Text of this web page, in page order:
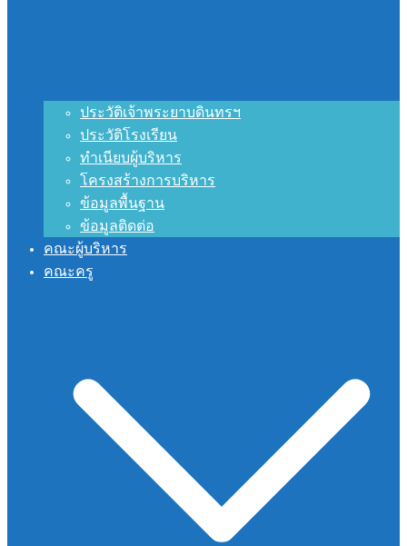
ประวัติเจ้าพระยาบดินทรฯ
ประวัติโรงเรียน
ทำเนียบผู้บริหาร
โครงสร้างการบริหาร
ข้อมูลพื้นฐาน
ข้อมูลติดต่อ
คณะผู้บริหาร
คณะครู